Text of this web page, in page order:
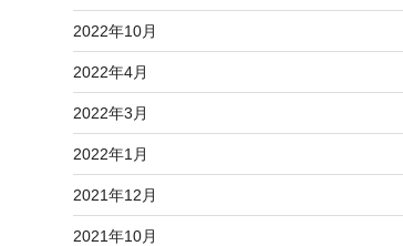
2022年10月
2022年4月
2022年3月
2022年1月
2021年12月
2021年10月